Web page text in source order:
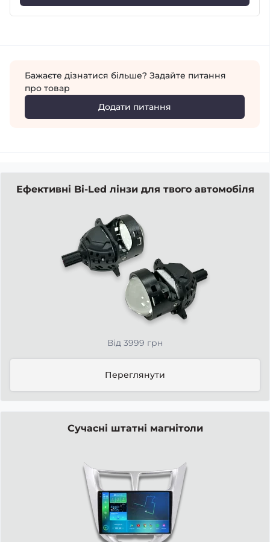
Бажаєте дізнатися більше? Задайте питання
про товар
Додати питання
Ефективні Bi-Led лінзи для твого автомобіля
Від 3999 грн
Переглянути
Сучасні штатні магнітоли